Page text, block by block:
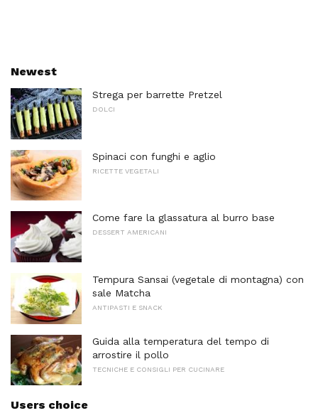
Newest
Strega per barrette Pretzel
DOLCI
Spinaci con funghi e aglio
RICETTE VEGETALI
Come fare la glassatura al burro base
DESSERT AMERICANI
Tempura Sansai (vegetale di montagna) con
sale Matcha
ANTIPASTI E SNACK
Guida alla temperatura del tempo di
arrostire il pollo
TECNICHE E CONSIGLI PER CUCINARE
Users choice